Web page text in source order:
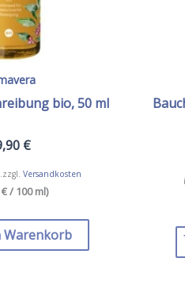
bio, 50 ml
€
zzgl. Versandkosten
/ 100 ml)
Warenkorb